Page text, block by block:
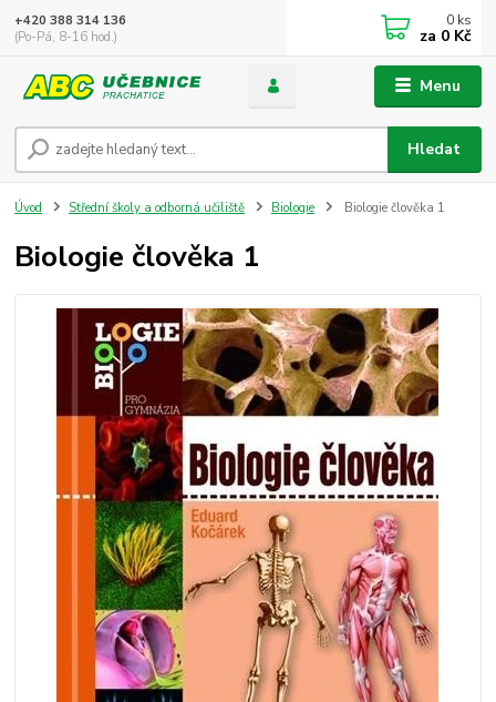
Menu
Hledat
+420 388 314 136
(Po-Pá, 8-16 hod.)
0 ks
za 0 Kč
Úvod Střední školy a odborná učiliště Biologie Biologie člověka 1
Biologie člověka 1